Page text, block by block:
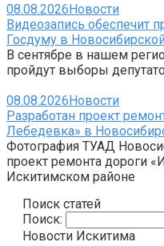
08.08.2026Новости
Видеозапись обеспечит
Госдуму в
В сентябре в нашем
пройдут выборы
08.08.2026Новости
Разработан проект
Лебедевка» в
Фотография ТУАД
проект ремонта дороги
Искитимском районе
Поиск статей
Поиск:
Новости Искитима